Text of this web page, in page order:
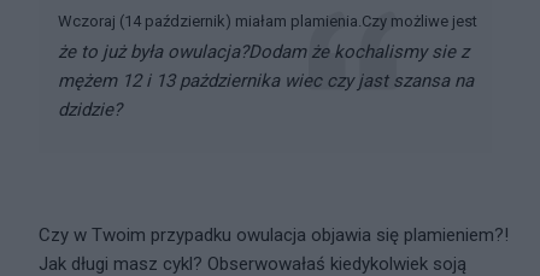
Wczoraj (14 październik) miałam plamienia.Czy możliwe jest
że to już była owulacja?Dodam że kochalismy sie z
mężem 12 i 13 pażdziernika wiec czy jast szansa na
dzidzie?
Czy w Twoim przypadku owulacja objawia się plamieniem?!
Jak długi masz cykl? Obserwowałaś kiedykolwiek soją